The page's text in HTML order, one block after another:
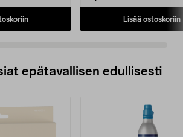
Lisää ostoskoriin
epätavallisen edullisesti